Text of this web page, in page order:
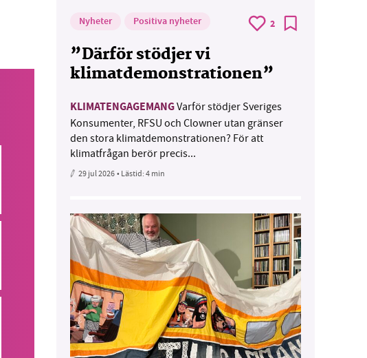
Nyheter Positiva nyheter 2
”Därför stödjer vi
klimatdemonstrationen”
KLIMATENGAGEMANGVarför stödjer Sveriges
Konsumenter, RFSU och Clowner utan gränser
den stora klimatdemonstrationen? För att
klimatfrågan berör precis...
29 jul 2026• Lästid:4 min